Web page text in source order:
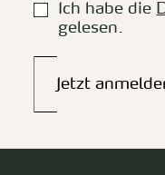
Ich habe die
gelesen.
Jetzt